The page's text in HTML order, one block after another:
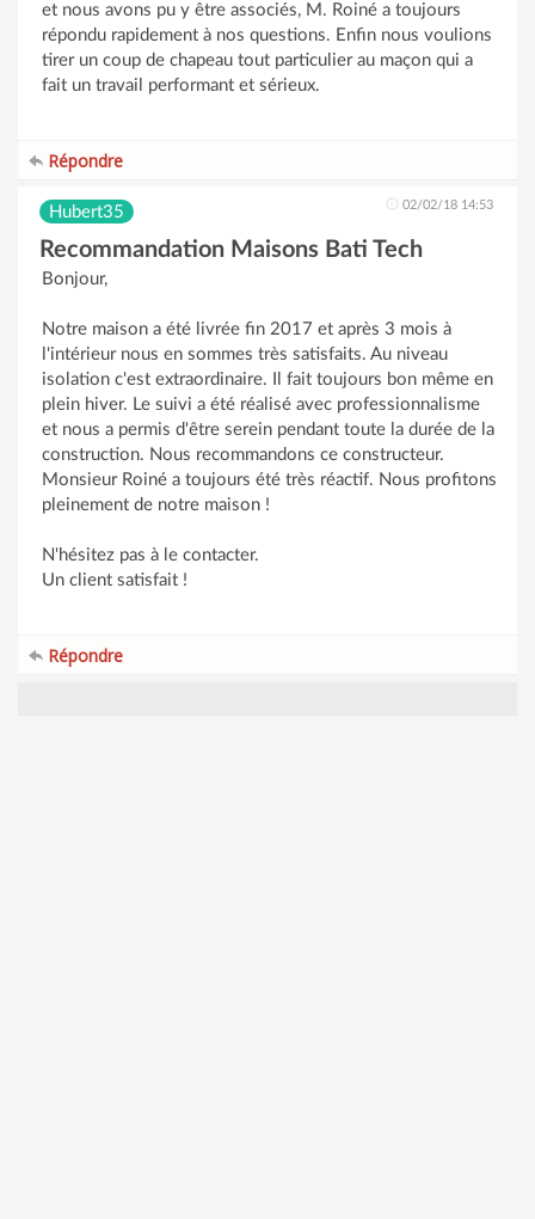
et nous avons pu y être associés, M. Roiné a toujours
répondu rapidement à nos questions. Enfin nous voulions
tirer un coup de chapeau tout particulier au maçon qui a
fait un travail performant et sérieux.
Répondre
Hubert35 02/02/18 14:53
Recommandation Maisons Bati Tech
Bonjour,
Notre maison a été livrée fin 2017 et après 3 mois à
l'intérieur nous en sommes très satisfaits. Au niveau
isolation c'est extraordinaire. Il fait toujours bon même en
plein hiver. Le suivi a été réalisé avec professionnalisme
et nous a permis d'être serein pendant toute la durée de la
construction. Nous recommandons ce constructeur.
Monsieur Roiné a toujours été très réactif. Nous profitons
pleinement de notre maison !
N'hésitez pas à le contacter.
Un client satisfait !
Répondre